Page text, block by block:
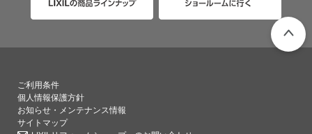
ご利用条件
個人情報保護方針
お知らせ・メンテナンス情報
サイトマップ